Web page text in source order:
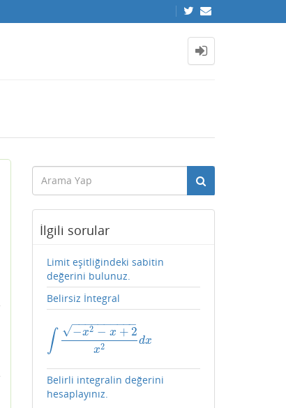
İlgili sorular
Limit eşitliğindeki sabitin
değerini bulunuz.
Belirsiz İntegral
∫ −x2 − x + 2
− −
−−−−−−−−
√
x2 dx
∫−x2−x+2x2dx
Belirli integralin değerini
hesaplayınız.